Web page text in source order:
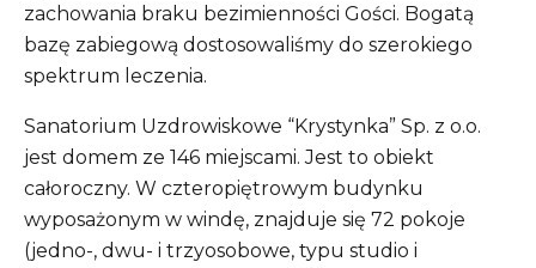
zachowania braku bezimienności Gości. Bogatą
bazę zabiegową dostosowaliśmy do szerokiego
spektrum leczenia.
Sanatorium Uzdrowiskowe “Krystynka” Sp. z o.o.
jest domem ze 146 miejscami. Jest to obiekt
całoroczny. W czteropiętrowym budynku
wyposażonym w windę, znajduje się 72 pokoje
(jedno-, dwu- i trzyosobowe, typu studio i